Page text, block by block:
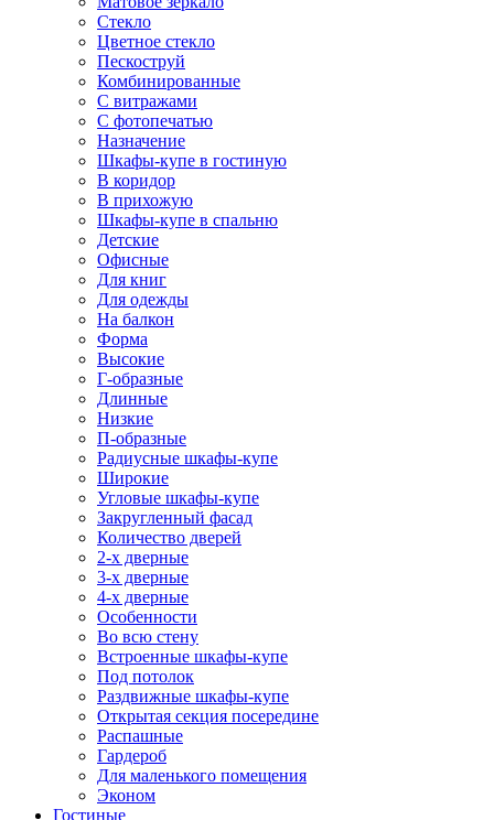
Стекло
Цветное стекло
Пескоструй
Комбинированные
С витражами
С фотопечатью
Назначение
Шкафы-купе в гостиную
В коридор
В прихожую
Шкафы-купе в спальню
Детские
Офисные
Для книг
Для одежды
На балкон
Форма
Высокие
Г-образные
Длинные
Низкие
П-образные
Радиусные шкафы-купе
Широкие
Угловые шкафы-купе
Закругленный фасад
Количество дверей
2-х дверные
3-х дверные
4-х дверные
Особенности
Во всю стену
Встроенные шкафы-купе
Под потолок
Раздвижные шкафы-купе
Открытая секция посередине
Распашные
Гардероб
Для маленького помещения
Эконом
Гостиные